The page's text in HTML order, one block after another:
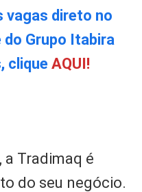
vagas direto no
Grupo Itabira
clique AQUI!
Tradimaq é
do seu negócio.